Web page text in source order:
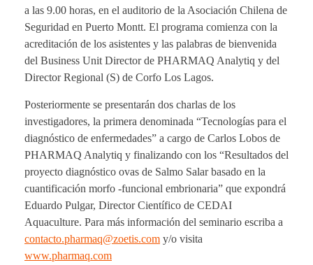
a las 9.00 horas, en el auditorio de la Asociación Chilena de
Seguridad en Puerto Montt. El programa comienza con la
acreditación de los asistentes y las palabras de bienvenida
del Business Unit Director de PHARMAQ Analytiq y del
Director Regional (S) de Corfo Los Lagos.
Posteriormente se presentarán dos charlas de los
investigadores, la primera denominada “Tecnologías para el
diagnóstico de enfermedades” a cargo de Carlos Lobos de
PHARMAQ Analytiq y finalizando con los “Resultados del
proyecto diagnóstico ovas de Salmo Salar basado en la
cuantificación morfo -funcional embrionaria” que expondrá
Eduardo Pulgar, Director Científico de CEDAI
Aquaculture. Para más información del seminario escriba a
contacto.pharmaq@zoetis.com y/o visita
www.pharmaq.com